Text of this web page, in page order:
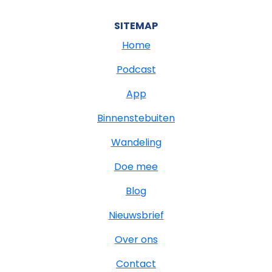
SITEMAP
Home
Podcast
App
Binnenstebuiten
Wandeling
Doe mee
Blog
Nieuwsbrief
Over ons
Contact